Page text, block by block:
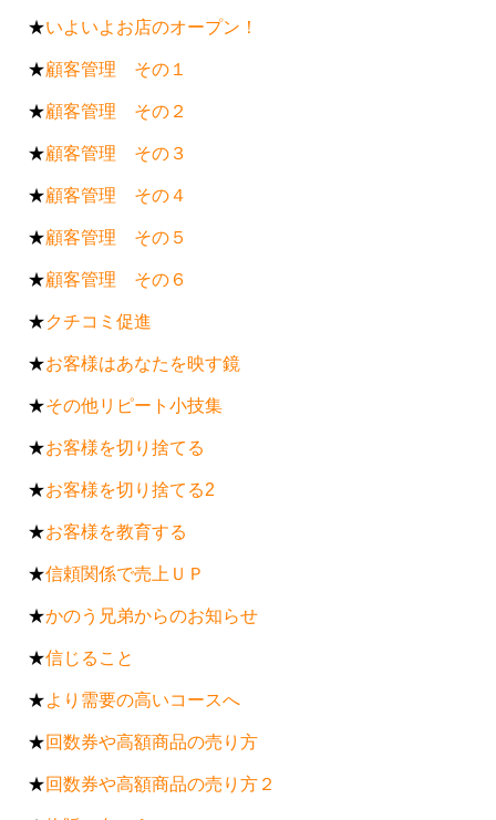
★いよいよお店のオープン！
★顧客管理 その１
★顧客管理 その２
★顧客管理 その３
★顧客管理 その４
★顧客管理 その５
★顧客管理 その６
★クチコミ促進
★お客様はあなたを映す鏡
★その他リピート小技集
★お客様を切り捨てる
★お客様を切り捨てる2
★お客様を教育する
★信頼関係で売上ＵＰ
★かのう兄弟からのお知らせ
★信じること
★より需要の高いコースへ
★回数券や高額商品の売り方
★回数券や高額商品の売り方２